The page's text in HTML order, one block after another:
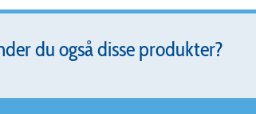
du også disse produkter?